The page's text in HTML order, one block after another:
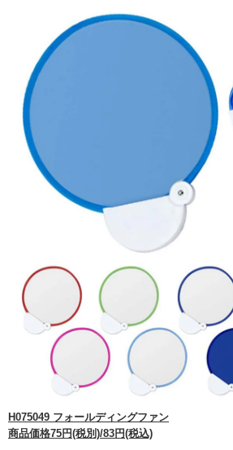
H075049 フォールディングファン
商品価格75円(税別)/83円(税込)